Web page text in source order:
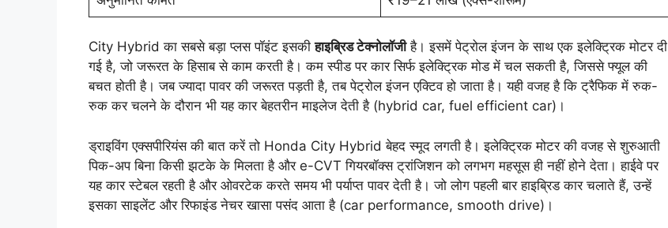
City Hybrid का सबसे बड़ा प्लस पॉइंट इसकीहाइब्रिड टेक्नोलॉजीहै। इसमें पेट्रोल इंजन के साथ एक इलेक्ट्रिक मोटर दी
गई है, जो जरूरत के हिसाब से काम करती है। कम स्पीड पर कार सिर्फ इलेक्ट्रिक मोड में चल सकती है, जिससे फ्यूल की
बचत होती है। जब ज्यादा पावर की जरूरत पड़ती है, तब पेट्रोल इंजन एक्टिव हो जाता है। यही वजह है कि ट्रैफिक में रुक-
रुक कर चलने के दौरान भी यह कार बेहतरीन माइलेज देती है (hybrid car, fuel efficient car)।
ड्राइविंग एक्सपीरियंस की बात करें तो Honda City Hybrid बेहद स्मूद लगती है। इलेक्ट्रिक मोटर की वजह से शुरुआती
पिक-अप बिना किसी झटके के मिलता है और e-CVT गियरबॉक्स ट्रांजिशन को लगभग महसूस ही नहीं होने देता। हाईवे पर
यह कार स्टेबल रहती है और ओवरटेक करते समय भी पर्याप्त पावर देती है। जो लोग पहली बार हाइब्रिड कार चलाते हैं, उन्हें
इसका साइलेंट और रिफाइंड नेचर खासा पसंद आता है (car performance, smooth drive)।